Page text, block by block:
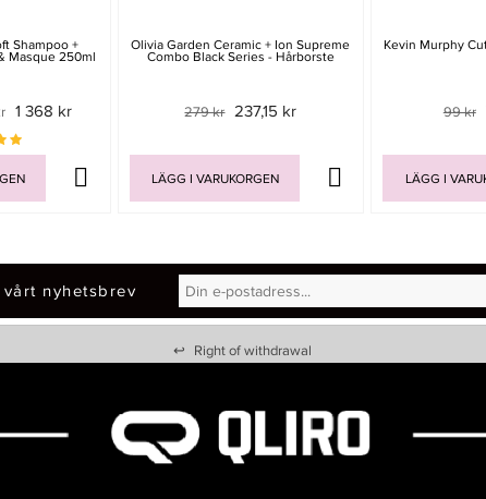
Shampoo +
Masque 250ml
1 368 kr
Olivia Garden Ceramic + Ion Supreme
Combo Black Series - Hårborste
279 kr 237,15 kr
LÄGG I VARUKORGEN
Kevin Murphy
99 kr
LÄGG I
nyhetsbrev
↩ Right of withdrawal